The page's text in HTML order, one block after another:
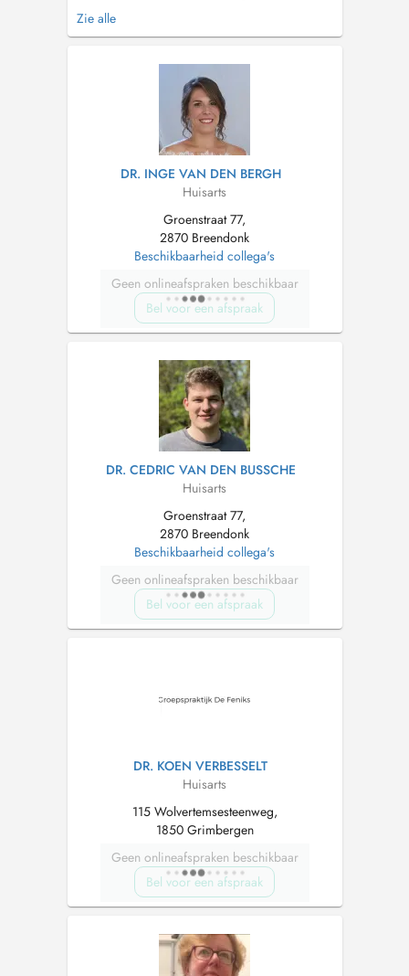
Kapelle-op-den-Bos VERLOF 20 tem
24/7/2026 voor dringende medische zorg kan
doorlopend open, woe-do-vrij vanaf 18.00 u
** Patiënten met een andere vaste/ geen
Zie alle
DR. INGE VAN DEN BERGH
Huisarts
Groenstraat 77,
2870 Breendonk
Beschikbaarheid collega's
Geen onlineafspraken beschikbaar
Bel voor een afspraak
DR. CEDRIC VAN DEN BUSSCHE
Huisarts
Groenstraat 77,
2870 Breendonk
Beschikbaarheid collega's
Geen onlineafspraken beschikbaar
Bel voor een afspraak
DR. KOEN VERBESSELT
Huisarts
115 Wolvertemsesteenweg,
1850 Grimbergen
Geen onlineafspraken beschikbaar
Bel voor een afspraak